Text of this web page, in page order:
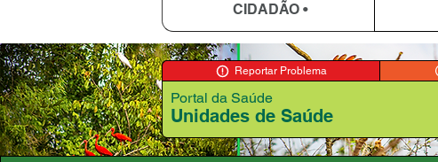
CIDADÃO •
Reportar Problema
Unidades de Saúde
Portal da Saúde